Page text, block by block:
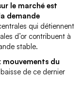
le marché est
demande
qui détiennent
d’or contribuent à
stable.
mouvements du
de ce dernier